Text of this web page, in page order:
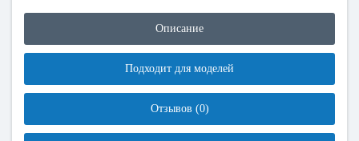
Описание
Подходит для моделей
Отзывов (0)